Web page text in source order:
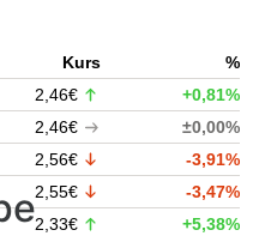
Kurs
%
2,46€
+0,81%
2,46€
±0,00%
2,56€
-3,91%
2,55€
-3,47%
2,33€
+5,38%